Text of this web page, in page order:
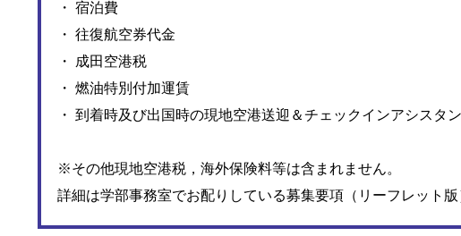
・ 宿泊費
・ 往復航空券代金
・ 成田空港税
・ 燃油特別付加運賃
・ 到着時及び出国時の現地空港送迎＆チェックインアシスタ
※その他現地空港税，海外保険料等は含まれません。
詳細は学部事務室でお配りしている募集要項（リーフレット